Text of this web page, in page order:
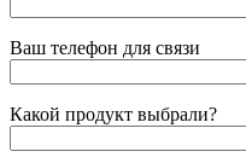
Ваш телефон для связи
Какой продукт выбрали?